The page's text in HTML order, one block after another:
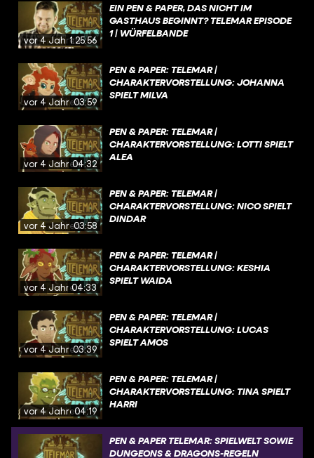
vor 4 Jahren1:25:56
EIN PEN & PAPER, DAS NICHT IM
GASTHAUS BEGINNT? TELEMAR EPISODE
1 | WÜRFELBANDE
vor 4 Jahren03:59
PEN & PAPER: TELEMAR |
CHARAKTERVORSTELLUNG: JOHANNA
SPIELT MILVA
vor 4 Jahren04:32
PEN & PAPER: TELEMAR |
CHARAKTERVORSTELLUNG: LOTTI SPIELT
ALEA
vor 4 Jahren03:58
PEN & PAPER: TELEMAR |
CHARAKTERVORSTELLUNG: NICO SPIELT
DINDAR
vor 4 Jahren04:33
PEN & PAPER: TELEMAR |
CHARAKTERVORSTELLUNG: KESHIA
SPIELT WAIDA
vor 4 Jahren03:39
PEN & PAPER: TELEMAR |
CHARAKTERVORSTELLUNG: LUCAS
SPIELT AMOS
vor 4 Jahren04:19
PEN & PAPER: TELEMAR |
CHARAKTERVORSTELLUNG: TINA SPIELT
HARRI
PEN & PAPER TELEMAR: SPIELWELT SOWIE
DUNGEONS & DRAGONS-REGELN